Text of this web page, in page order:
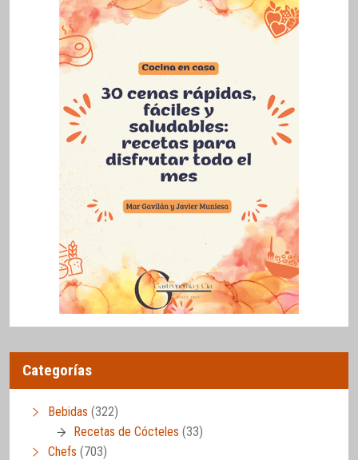
Categorías
Bebidas (322)
Recetas de Cócteles (33)
Chefs (703)